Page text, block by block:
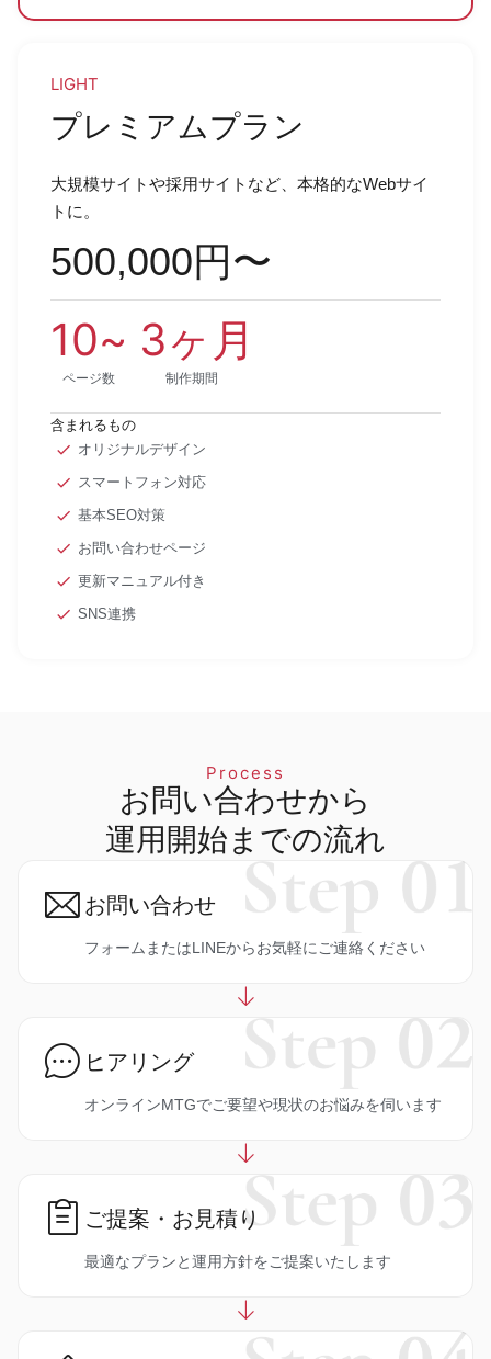
LIGHT
プレミアムプラン
大規模サイトや採用サイトなど、本格的なWebサイ
トに。
500,000円〜
ページ数
10~
制作期間
3ヶ月
含まれるもの
オリジナルデザイン
スマートフォン対応
基本SEO対策
お問い合わせページ
更新マニュアル付き
SNS連携
Process
お問い合わせから
運用開始までの流れ
お問い合わせ
フォームまたはLINEからお気軽にご連絡ください
ヒアリング
オンラインMTGでご要望や現状のお悩みを伺います
ご提案・お見積り
最適なプランと運用方針をご提案いたします